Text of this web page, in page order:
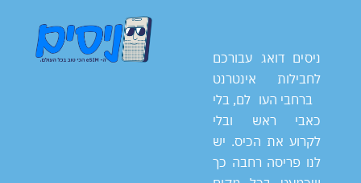
ניסים דואג עבורכם
לחבילות אינטרנט
ברחבי העולם, בלי
כאבי ראש ובלי
לקרוע את הכיס. יש
לנו פריסה רחבה כך